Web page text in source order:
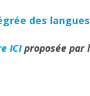
des langues
ICIproposée par